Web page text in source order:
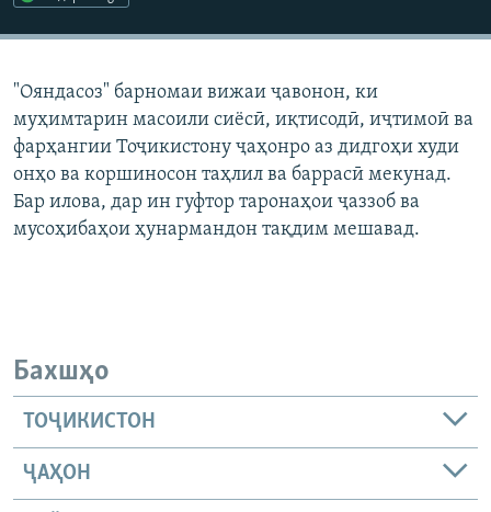
Русский
ПАЙГИРӢ КУНЕД
Ҳамаи сомонаҳои RFE/RL
"Ояндасоз" барномаи вижаи ҷавонон, ки
муҳимтарин масоили сиёсӣ, иқтисодӣ, иҷтимоӣ ва
фарҳангии Тоҷикистону ҷаҳонро аз дидгоҳи худи
онҳо ва коршиносон таҳлил ва баррасӣ мекунад.
Бар илова, дар ин гуфтор таронаҳои ҷаззоб ва
мусоҳибаҳои ҳунармандон тақдим мешавад.
Бахшҳо
ТОҶИКИСТОН
ҶАҲОН